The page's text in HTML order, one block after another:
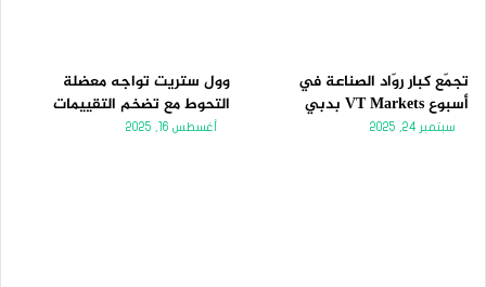
تجمّع كبار روّاد الصناعة في
أسبوع VT Markets بدبي
سبتمبر 24, 2025
وول ستريت تواجه معضلة
التحوط مع تضخم التقييمات
أغسطس 16, 2025